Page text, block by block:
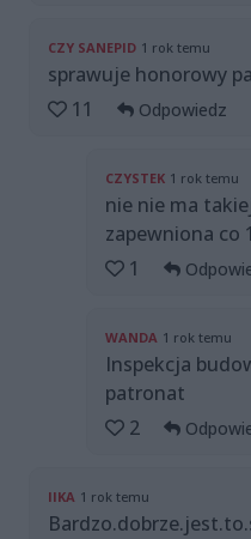
CZY SANEPID 1 rok temu
sprawuje honorowy
11
Odpowiedz
CZYSTEK 1 rok temu
nie nie ma
zapewniona co
1
WANDA 1 rok temu
Inspekcja
patronat
2
IIKA 1 rok temu